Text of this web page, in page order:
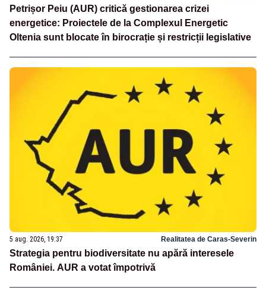
Petrișor Peiu (AUR) critică gestionarea crizei
energetice: Proiectele de la Complexul Energetic
Oltenia sunt blocate în birocrație și restricții legislative
5 aug. 2026, 19:37 Realitatea de Caras-Severin
Strategia pentru biodiversitate nu apără interesele
României. AUR a votat împotrivă